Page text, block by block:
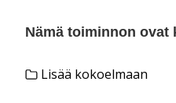
Nämä toiminnon
Lisää kokoelmaan